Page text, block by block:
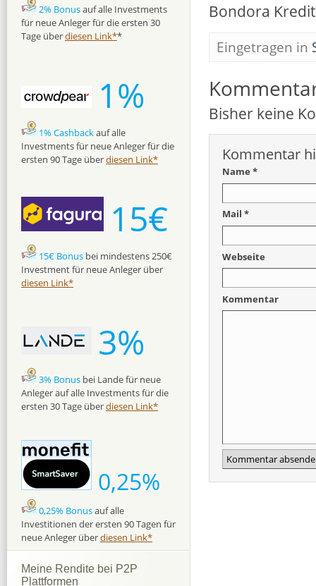
Bondora
Eingetragen in
Bisher keine
Kommentar
Name *
Mail *
Webseite
Kommentar
2% Bonusauf alle Investments
für neue Anleger für die ersten 30
Tage überdiesen Link**
1%
1% Cashbackauf alle
Investments für neue Anleger für die
ersten 90 Tage überdiesen Link*
15€
15€ Bonus bei mindestens 250€
Investment für neue Anleger über
diesen Link*
3%
3% Bonus bei Lande für neue
Anleger auf alle Investments für die
ersten 30 Tage überdiesen Link*
0,25%
0,25% Bonusauf alle
Investitionen der ersten 90 Tagen für
neue Anleger überdiesen Link*
Meine Rendite bei P2P
Plattformen